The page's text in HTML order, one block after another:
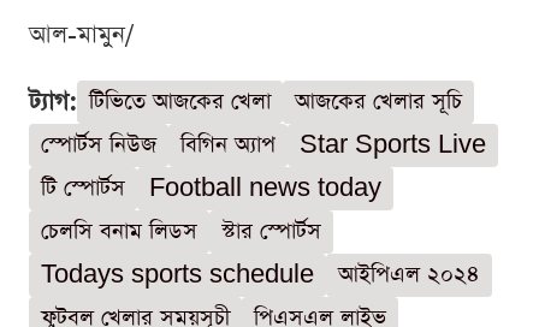
আল-মামুন/
ট্যাগ: টিভিতে আজকের খেলা
আজকের খেলার সূচি
স্পোর্টস নিউজ
বিগিন অ্যাপ
Star Sports Live
টি স্পোর্টস
Football news today
চেলসি বনাম লিডস
স্টার স্পোর্টস
Todays sports schedule
আইপিএল ২০২৪
ফুটবল খেলার সময়সূচী
পিএসএল লাইভ